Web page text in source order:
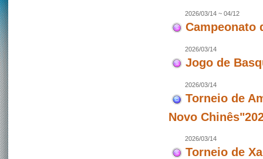
2026/03/14 ~ 04/12
Campeonato
2026/03/14
Jogo de
2026/03/14
Torneio de
Novo
2026/03/14
Torneio de